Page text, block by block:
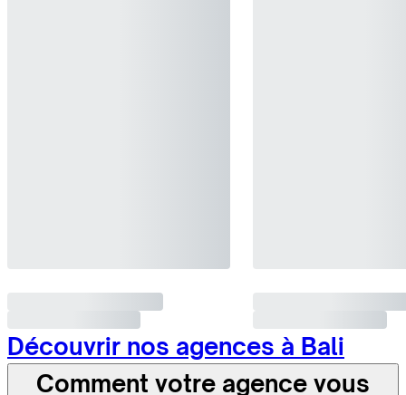
Découvrir nos agences à Bali
Comment votre agence vous